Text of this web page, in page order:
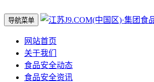
导航菜单
网站首页
关于我们
食品安全动态
食品安全资讯